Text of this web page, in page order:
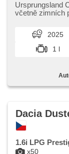
bezdrátová
odemykání,
Teilbare
El. Spiegel,
Anzeige,
Handgetriebe,
Lichtsensor,
beheizte
zatmavená
Ursprungsland
včetně zimních
2025
1 l
x50
Dacia
1.6i LPG